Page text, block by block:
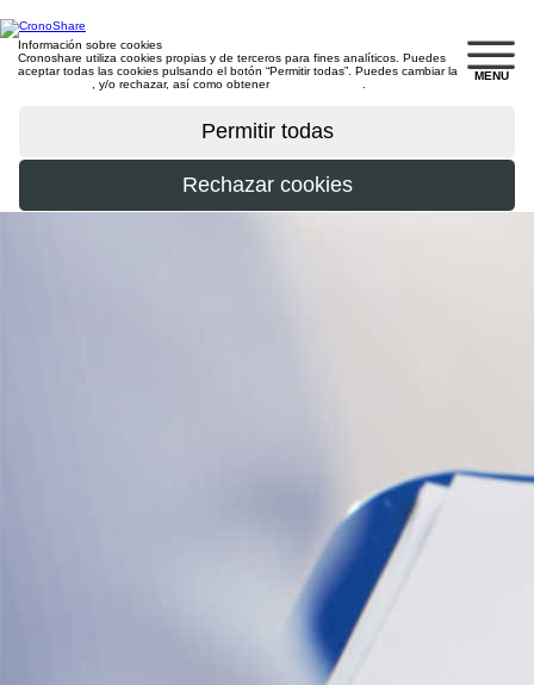
MENU
Información sobre cookies
Cronoshare utiliza cookies propias y de terceros para fines analíticos. Puedes
aceptar todas las cookies pulsando el botón “Permitir todas”. Puedes cambiar la
, y/o rechazar, así como obtener